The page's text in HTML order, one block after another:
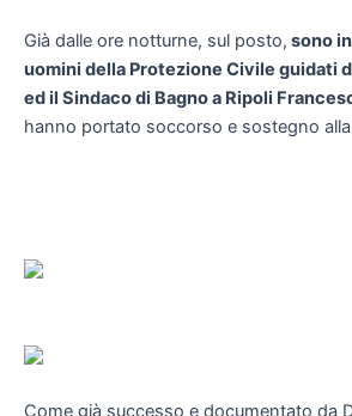
Già dalle ore notturne, sul posto, sono
uomini della Protezione Civile guidati
ed il Sindaco di Bagno a Ripoli
hanno portato soccorso e sostegno
Come già successo e documentato da